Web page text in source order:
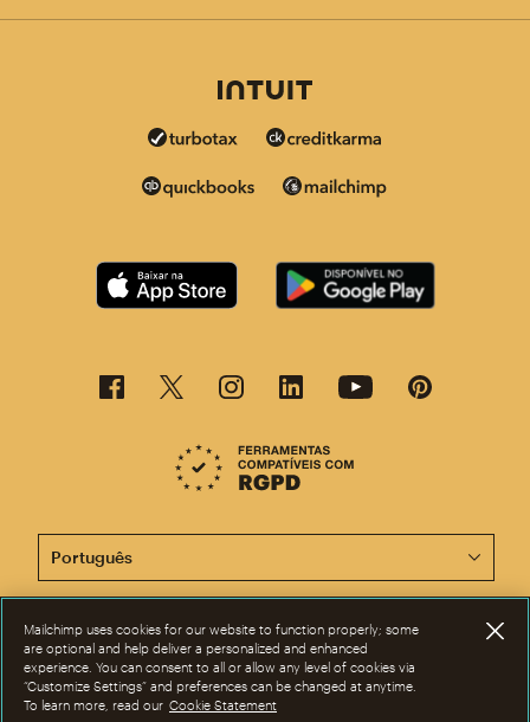
Agora, esta página está disponível em outros idiomas.
©2001-2026 Todos os direitos reservados. Mailchimp® é marca registrada
da The Rocket Science Group. Apple e o logotipo da Apple são marcas
registadas da Apple Inc. Mac App Store é marca de serviços da Apple Inc.
Google Play e o logotipo do Google Play são marcas registradas da
Mailchimp uses cookies for our website to function properly; some
are optional and help deliver a personalized and enhanced
experience. You can consent to all or allow any level of cookies via
“Customize Settings” and preferences can be changed at anytime.
To learn more, read our Cookie Statement